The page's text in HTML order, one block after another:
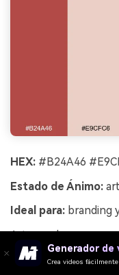
HEX: #B24A46
Estado de Ánimo:
Ideal para: branding
Artesanal y sereno,
mesa de estudio. El
hecho a mano,
Generador de
Crea videos